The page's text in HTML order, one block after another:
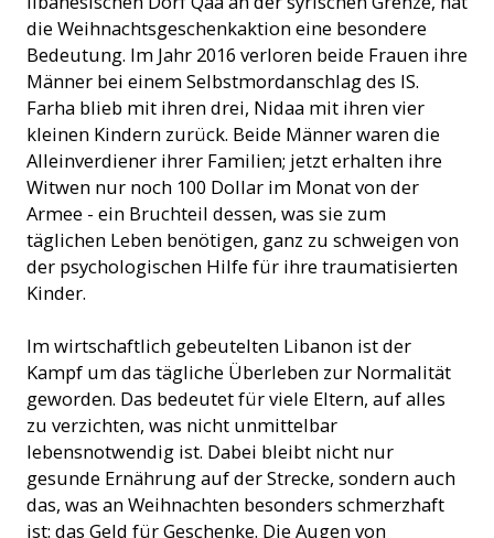
die Weihnachtsgeschenkaktion eine besondere
Bedeutung. Im Jahr 2016 verloren beide Frauen ihre
Männer bei einem Selbstmordanschlag des IS.
Farha blieb mit ihren drei, Nidaa mit ihren vier
kleinen Kindern zurück. Beide Männer waren die
Alleinverdiener ihrer Familien; jetzt erhalten ihre
Witwen nur noch 100 Dollar im Monat von der
Armee - ein Bruchteil dessen, was sie zum
täglichen Leben benötigen, ganz zu schweigen von
der psychologischen Hilfe für ihre traumatisierten
Kinder.
Im wirtschaftlich gebeutelten Libanon ist der
Kampf um das tägliche Überleben zur Normalität
geworden. Das bedeutet für viele Eltern, auf alles
zu verzichten, was nicht unmittelbar
lebensnotwendig ist. Dabei bleibt nicht nur
gesunde Ernährung auf der Strecke, sondern auch
das, was an Weihnachten besonders schmerzhaft
ist: das Geld für Geschenke. Die Augen von